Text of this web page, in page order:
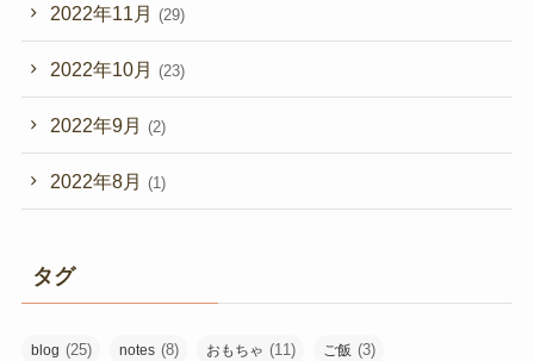
2022年11月 (29)
2022年10月 (23)
2022年9月 (2)
2022年8月 (1)
タグ
blog (25) notes (8) おもちゃ (11) ご飯 (3)